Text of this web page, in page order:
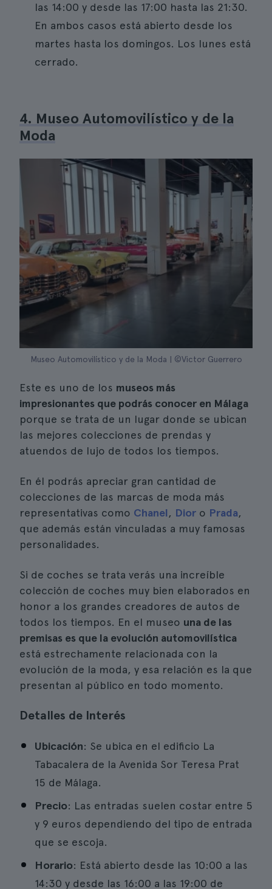
las 14:00 y desde las 17:00 hasta las 21:30.
En ambos casos está abierto desde los
martes hasta los domingos. Los lunes está
cerrado.
4. Museo Automovilístico y de la
Moda
Museo Automovilístico y de la Moda | ©Victor Guerrero
Este es uno de los museos más
impresionantes que podrás conocer en Málaga
porque se trata de un lugar donde se ubican
las mejores colecciones de prendas y
atuendos de lujo de todos los tiempos.
En él podrás apreciar gran cantidad de
colecciones de las marcas de moda más
representativas como Chanel, Dior o Prada,
que además están vinculadas a muy famosas
personalidades.
Si de coches se trata verás una increíble
colección de coches muy bien elaborados en
honor a los grandes creadores de autos de
todos los tiempos. En el museo una de las
premisas es que la evolución automovilística
está estrechamente relacionada con la
evolución de la moda, y esa relación es la que
presentan al público en todo momento.
Detalles de Interés
Ubicación: Se ubica en el edificio La
Tabacalera de la Avenida Sor Teresa Prat
15 de Málaga.
Precio: Las entradas suelen costar entre 5
y 9 euros dependiendo del tipo de entrada
que se escoja.
Horario: Está abierto desde las 10:00 a las
14:30 y desde las 16:00 a las 19:00 de